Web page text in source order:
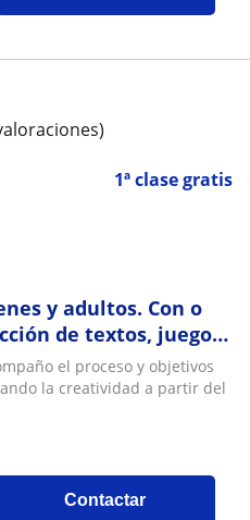
1ª clase gratis
y adultos. Con o
de textos, juegos
narrativos
el proceso y objetivos
la creatividad a partir del
Contactar